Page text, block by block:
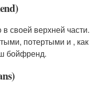
своей верхней части.
потертыми и , как
бойфренд.